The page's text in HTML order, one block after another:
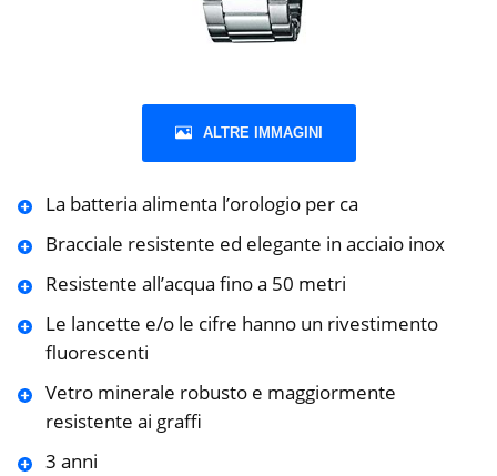
ALTRE IMMAGINI
La batteria alimenta l’orologio per ca
Bracciale resistente ed elegante in acciaio inox
Resistente all’acqua fino a 50 metri
Le lancette e/o le cifre hanno un rivestimento
fluorescenti
Vetro minerale robusto e maggiormente
resistente ai graffi
3 anni